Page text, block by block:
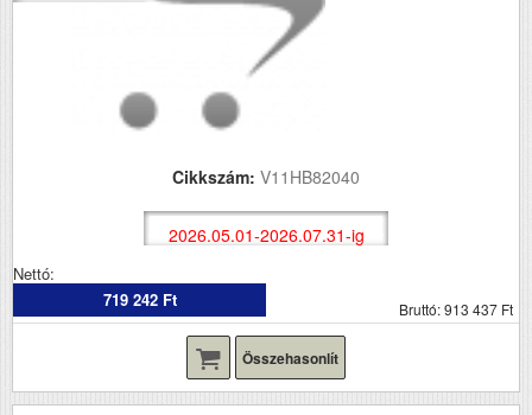
Cikkszám: V11HB82040
2026.05.01-2026.07.31-ig
Nettó:
719 242 Ft
Bruttó: 913 437 Ft
Összehasonlít